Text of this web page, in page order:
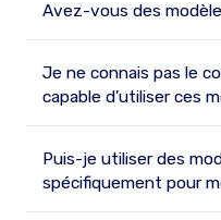
Avez-vous des
Je ne connais pas le
capable d'utiliser ces
Puis-je utiliser des
spécifiquement pour